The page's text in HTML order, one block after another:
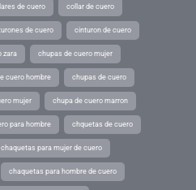
de cuero collar de cuero
de cuero cinturon de cuero
zara chupas de cuero mujer
cuero hombre chupas de cuero
mujer chupa de cuero marron
para hombre chquetas de cuero
chaquetas para mujer de cuero
chaquetas para hombre de cuero